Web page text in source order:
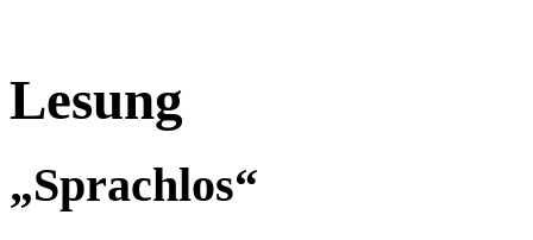
Lesung
„Sprachlos“